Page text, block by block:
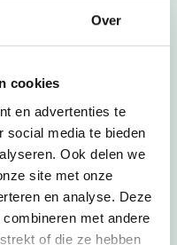
Over
cookies
en advertenties te
social media te bieden
Ook delen we
site met onze
en analyse. Deze
met andere
of die ze hebben